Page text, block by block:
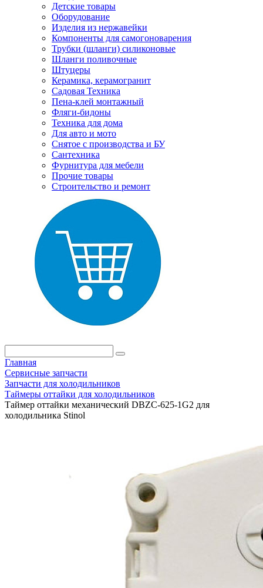
Детские товары
Оборудование
Изделия из нержавейки
Компоненты для самогоноварения
Трубки (шланги) силиконовые
Шланги поливочные
Штуцеры
Керамика, керамогранит
Садовая Техника
Пена-клей монтажный
Фляги-бидоны
Техника для дома
Для авто и мото
Снятое с производства и БУ
Сантехника
Фурнитура для мебели
Прочие товары
Строительство и ремонт
Главная
Сервисные запчасти
Запчасти для холодильников
Таймеры оттайки для холодильников
Таймер оттайки механический DBZC-625-1G2 для
холодильника Stinol